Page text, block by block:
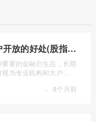
股指期货向散户开放的好处(股指期货对利空信息更加敏感吗)
要的金融衍生品，长期
为专业机构和大户
· 8个月前